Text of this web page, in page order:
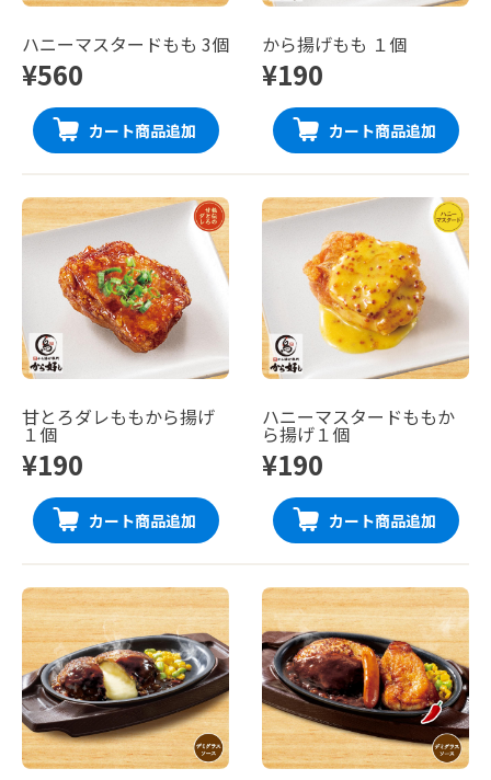
ハニーマスタードもも 3個
¥560
カート商品追加
から揚げもも １個
¥190
カート商品追加
甘とろダレももから揚げ
１個
¥190
カート商品追加
ハニーマスタードももか
ら揚げ１個
¥190
カート商品追加